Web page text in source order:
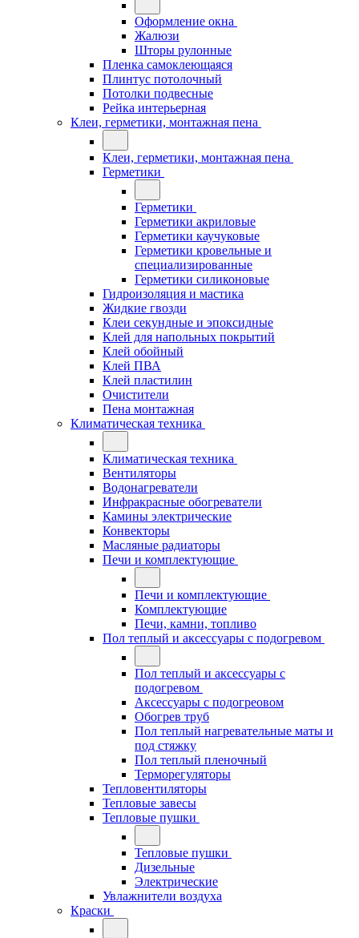
Оформление окна
Жалюзи
Шторы рулонные
Пленка самоклеющаяся
Плинтус потолочный
Потолки подвесные
Рейка интерьерная
Клеи, герметики, монтажная пена
Клеи, герметики, монтажная пена
Герметики
Герметики
Герметики акриловые
Герметики каучуковые
Герметики кровельные и
специализированные
Герметики силиконовые
Гидроизоляция и мастика
Жидкие гвозди
Клеи секундные и эпоксидные
Клей для напольных покрытий
Клей обойный
Клей ПВА
Клей пластилин
Очистители
Пена монтажная
Климатическая техника
Климатическая техника
Вентиляторы
Водонагреватели
Инфракрасные обогреватели
Камины электрические
Конвекторы
Масляные радиаторы
Печи и комплектующие
Печи и комплектующие
Комплектующие
Печи, камни, топливо
Пол теплый и аксессуары с подогревом
Пол теплый и аксессуары с
подогревом
Аксессуары с подогреовом
Обогрев труб
Пол теплый нагревательные маты и
под стяжку
Пол теплый пленочный
Терморегуляторы
Тепловентиляторы
Тепловые завесы
Тепловые пушки
Тепловые пушки
Дизельные
Электрические
Увлажнители воздуха
Краски